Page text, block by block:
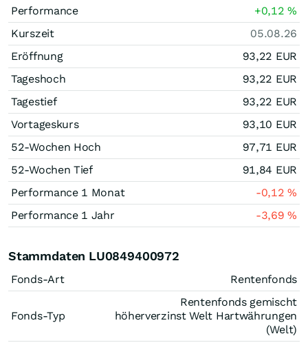
Performance +0,12%
Kurszeit
05.08.26
Eröffnung
93,22 EUR
Tageshoch
93,22 EUR
Tagestief
93,22 EUR
Vortageskurs
93,10 EUR
52-Wochen Hoch
97,71 EUR
52-Wochen Tief
91,84 EUR
Performance 1 Monat
-0,12%
Performance 1 Jahr
-3,69%
Stammdaten LU0849400972
Fonds-Art Rentenfonds
Fonds-Typ
Rentenfonds gemischt
höherverzinst Welt Hartwährungen
(Welt)